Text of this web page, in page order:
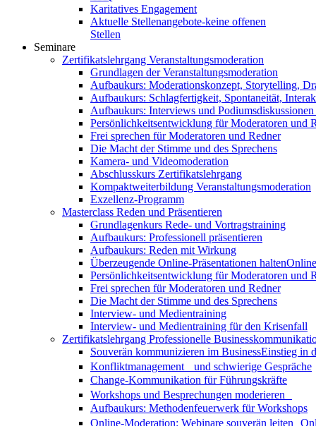
Karitatives Engagement
Aktuelle Stellenangebote-keine offenen
Stellen
Seminare
Zertifikatslehrgang Veranstaltungsmoderation
Grundlagen der Veranstaltungsmoderation
Aufbaukurs: Moderationskonzept, Storytelling,
Aufbaukurs: Schlagfertigkeit, Spontaneität,
Aufbaukurs: Interviews und
Persönlichkeitsentwicklung für Moderatoren und
Frei sprechen für Moderatoren und Redner
Die Macht der Stimme und des Sprechens
Kamera- und Videomoderation
Abschlusskurs Zertifikatslehrgang
Kompaktweiterbildung Veranstaltungsmoderation
Exzellenz-Programm
Masterclass Reden und Präsentieren
Grundlagenkurs Rede- und Vortragstraining
Aufbaukurs: Professionell präsentieren
Aufbaukurs: Reden mit Wirkung
Überzeugende Online-Präsentationen halten
Persönlichkeitsentwicklung für Moderatoren und
Frei sprechen für Moderatoren und Redner
Die Macht der Stimme und des Sprechens
Interview- und Medientraining
Interview- und Medientraining für den Krisenfall
Zertifikatslehrgang Professionelle
Souverän kommunizieren im BusinessEinstieg in
Konfliktmanagement und schwierige Gespräche
Change-Kommunikation für Führungskräfte
Workshops und Besprechungen moderieren
Aufbaukurs: Methodenfeuerwerk für Workshops
Online-Moderation: Webinare souverän leiten